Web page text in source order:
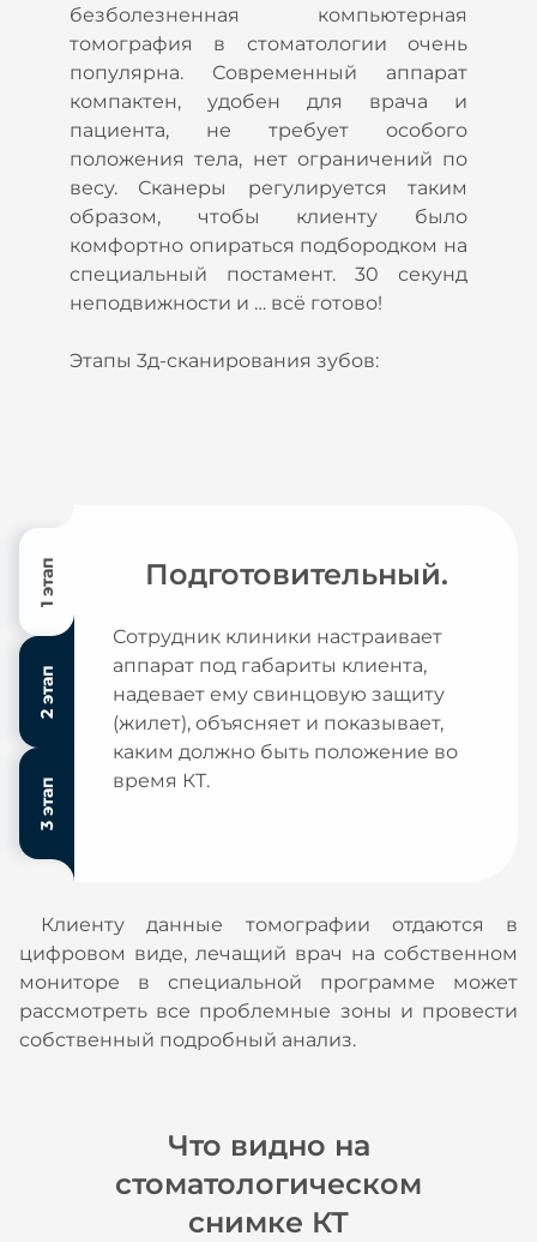
безболезненная компьютерная
томография в стоматологии очень
популярна. Современный аппарат
компактен, удобен для врача и
пациента, не требует особого
положения тела, нет ограничений по
весу. Сканеры регулируется таким
образом, чтобы клиенту было
комфортно опираться подбородком на
специальный постамент. 30 секунд
неподвижности и … всё готово!
Этапы 3д-сканирования зубов:
1 этап
2 этап
3 этап
Подготовительный.
Сотрудник клиники настраивает
аппарат под габариты клиента,
надевает ему свинцовую защиту
(жилет), объясняет и показывает,
каким должно быть положение во
время КТ.
Клиенту данные томографии отдаются в
цифровом виде, лечащий врач на собственном
мониторе в специальной программе может
рассмотреть все проблемные зоны и провести
собственный подробный анализ.
Что видно на
стоматологическом
снимке КТ